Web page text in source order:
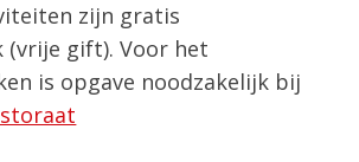
zijn gratis
(vrije gift). Voor het
is opgave noodzakelijk bij